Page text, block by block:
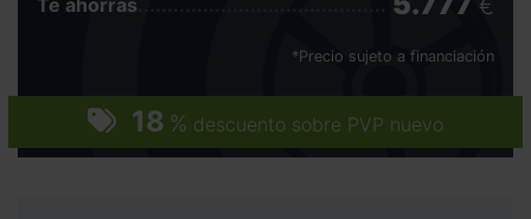
18 % descuento sobre PVP nuevo
Te ahorras €
*Precio sujeto a financiación